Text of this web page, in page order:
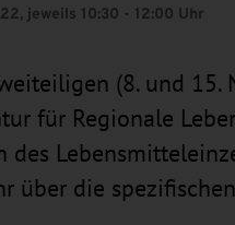
jeweils 10:30 - 12:00 Uhr
(8. und
für Regionale
des
über die